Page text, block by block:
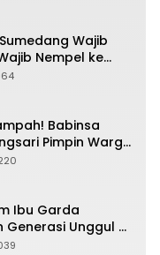
Wajib
Nempel ke
Babinsa
Pimpin Warga
& Plastik
Ibu Garda
Unggul di